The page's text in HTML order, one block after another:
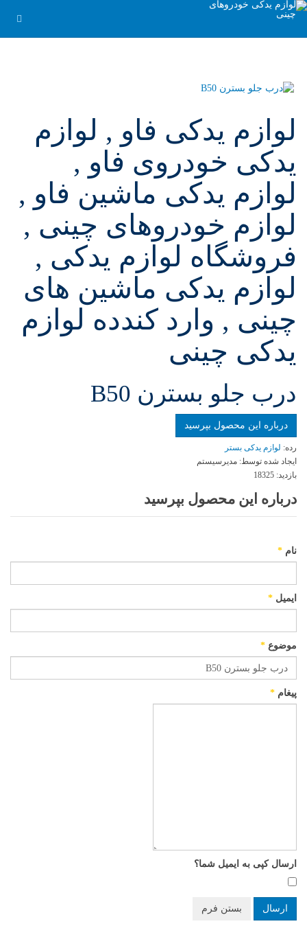
لوازم یدکی فاو , لوازم
یدکی خودروی فاو ,
لوازم یدکی ماشین فاو ,
لوازم خودروهای چینی ,
فروشگاه لوازم یدکی ,
لوازم یدکی ماشین های
چینی , وارد کندده لوازم
یدکی چینی
درب جلو بسترن B50
درباره این محصول بپرسید
رده: لوازم یدکی بستر
ایجاد شده توسط: مدیرسیستم
بازدید: 18325
درباره این محصول بپرسید
نام *
ایمیل *
موضوع *
پیغام *
ارسال کپی به ایمیل شما؟
ارسال بستن فرم